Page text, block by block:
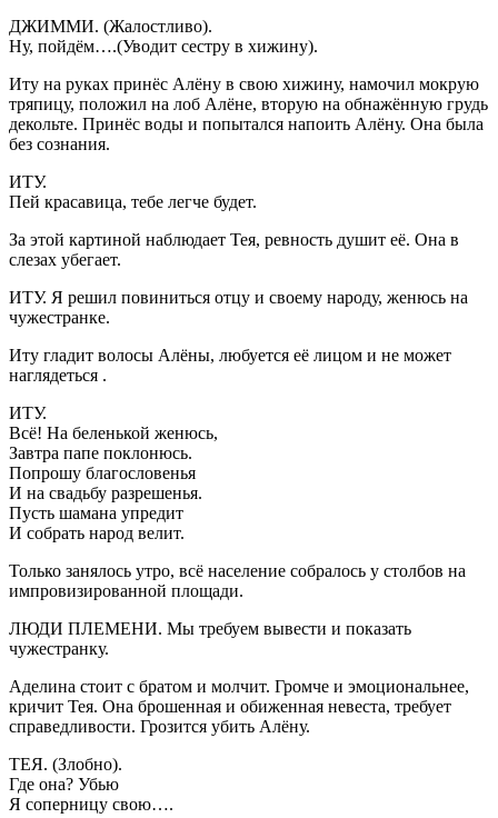
ДЖИММИ. (Жалостливо).
Ну, пойдём….(Уводит сестру в хижину).
Иту на руках принёс Алёну в свою хижину, намочил мокрую
тряпицу, положил на лоб Алёне, вторую на обнажённую грудь
декольте. Принёс воды и попытался напоить Алёну. Она была
без сознания.
ИТУ.
Пей красавица, тебе легче будет.
За этой картиной наблюдает Тея, ревность душит её. Она в
слезах убегает.
ИТУ. Я решил повиниться отцу и своему народу, женюсь на
чужестранке.
Иту гладит волосы Алёны, любуется её лицом и не может
наглядеться .
ИТУ.
Всё! На беленькой женюсь,
Завтра папе поклонюсь.
Попрошу благословенья
И на свадьбу разрешенья.
Пусть шамана упредит
И собрать народ велит.
Только занялось утро, всё население собралось у столбов на
импровизированной площади.
ЛЮДИ ПЛЕМЕНИ. Мы требуем вывести и показать
чужестранку.
Аделина стоит с братом и молчит. Громче и эмоциональнее,
кричит Тея. Она брошенная и обиженная невеста, требует
справедливости. Грозится убить Алёну.
ТЕЯ. (Злобно).
Где она? Убью
Я соперницу свою….